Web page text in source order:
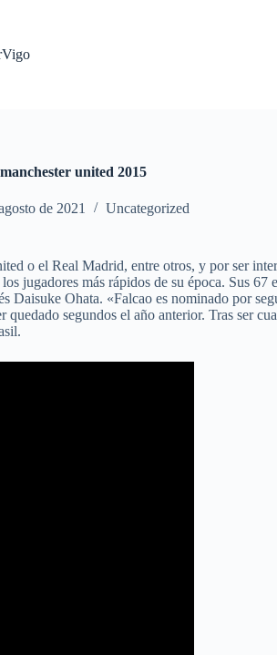
united 2015
de 2021 Uncategorized
o el Real Madrid, entre otros, y por ser
jugadores más rápidos de su época. Sus
Daisuke Ohata. «Falcao es nominado por
segundos el año anterior. Tras ser